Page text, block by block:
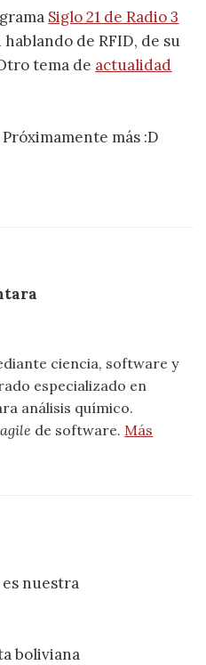
Siglo 21 de Radio 3
hablando de RFID, de su
tema de actualidad
más :D
ciencia, software y
especializado en
análisis químico.
agile de software. Más
nuestra
boliviana